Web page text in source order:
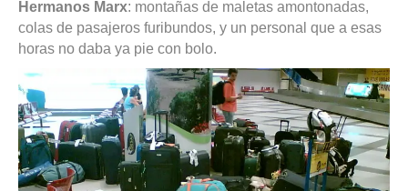
Hermanos Marx: montañas de maletas amontonadas,
colas de pasajeros furibundos, y un personal que a esas
horas no daba ya pie con bolo.